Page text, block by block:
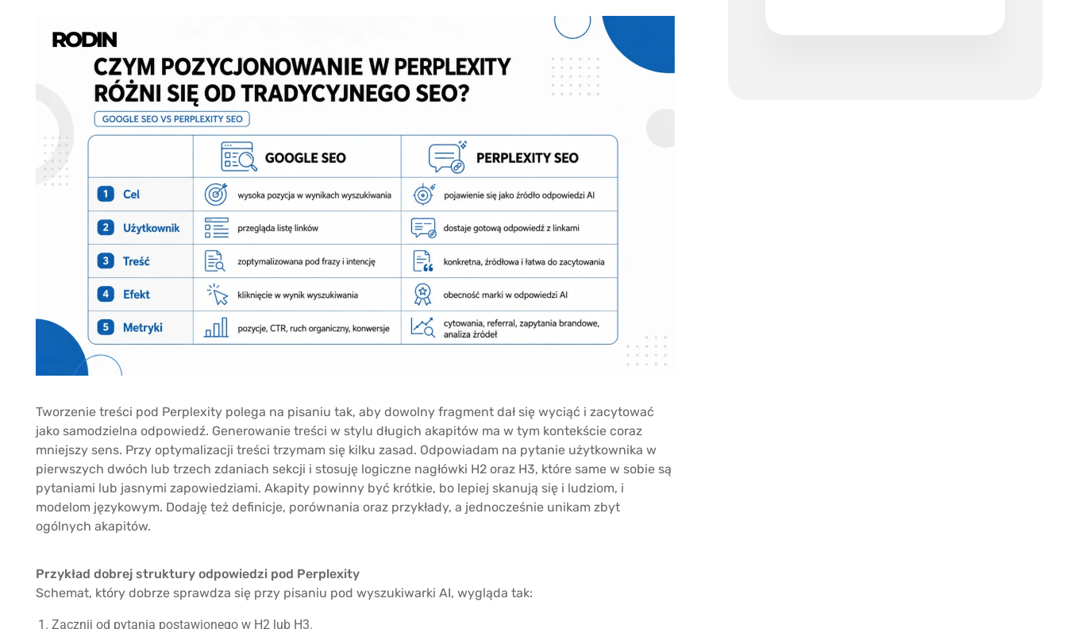
Tworzenie treści pod Perplexity polega na pisaniu tak, aby dowolny fragment dał się wyciąć i zacytować
jako samodzielna odpowiedź. Generowanie treści w stylu długich akapitów ma w tym kontekście coraz
mniejszy sens. Przy optymalizacji treści trzymam się kilku zasad. Odpowiadam na pytanie użytkownika w
pierwszych dwóch lub trzech zdaniach sekcji i stosuję logiczne nagłówki H2 oraz H3, które same w sobie są
pytaniami lub jasnymi zapowiedziami. Akapity powinny być krótkie, bo lepiej skanują się i ludziom, i
modelom językowym. Dodaję też definicje, porównania oraz przykłady, a jednocześnie unikam zbyt
ogólnych akapitów.
Przykład dobrej struktury odpowiedzi pod Perplexity
Schemat, który dobrze sprawdza się przy pisaniu pod wyszukiwarki AI, wygląda tak:
Zacznij od pytania postawionego w H2 lub H3.